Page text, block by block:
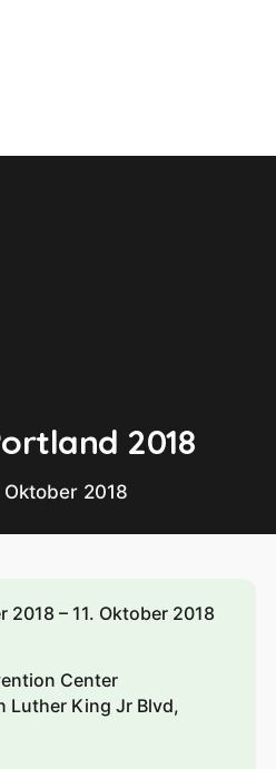
2018
Oktober 2018
2018 – 11. Oktober 2018
Center
Luther King Jr Blvd,